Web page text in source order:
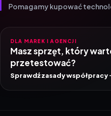
Pomagamy kupować
DLA MAREK I AGENCJI
Masz sprzęt, który
przetestować?
Sprawdź zasady współpracy